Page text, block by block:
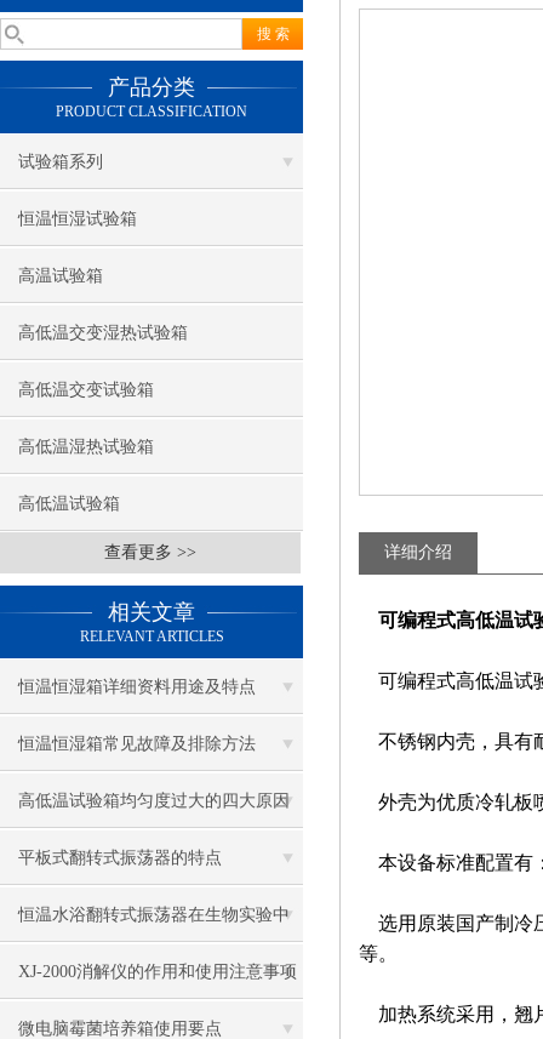
产品分类
PRODUCT CLASSIFICATION
试验箱系列
恒温恒湿试验箱
高温试验箱
高低温交变湿热试验箱
高低温交变试验箱
高低温湿热试验箱
高低温试验箱
查看更多 >>
相关文章
RELEVANT ARTICLES
恒温恒湿箱详细资料用途及特点
恒温恒湿箱常见故障及排除方法
高低温试验箱均匀度过大的四大原因
分析
平板式翻转式振荡器的特点
恒温水浴翻转式振荡器在生物实验中
的重要性
XJ-2000消解仪的作用和使用注意事项
微电脑霉菌培养箱使用要点
详细介绍
可编程式高低温试
可编程式高低温试
不锈钢内壳，具有
外壳为优质冷轧板
本设备标准配置有
选用原装国产制冷
等。
加热系统采用，翘